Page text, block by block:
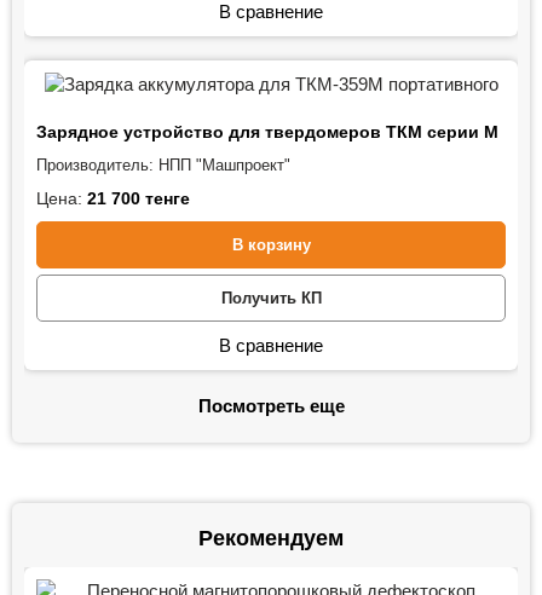
В сравнение
Зарядное устройство для твердомеров ТКМ серии М
Производитель: НПП "Машпроект"
Цена: 21 700 тенге
В корзину
Получить КП
В сравнение
Посмотреть еще
Рекомендуем